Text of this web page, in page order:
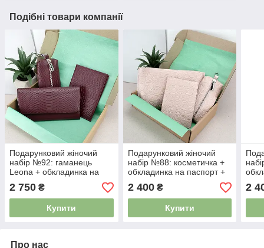
Подібні товари компанії
Подарунковий жіночий
набір №92: гаманець
Leona + обкладинка на
паспорт + ключниця
(бордовий пітон)
2 750 ₴
Купити
Подарунковий жіночий
набір №88: косметичка +
обкладинка на паспорт +
ключниця (рожеві квіти)
2 400₴
Купити
2
Про нас